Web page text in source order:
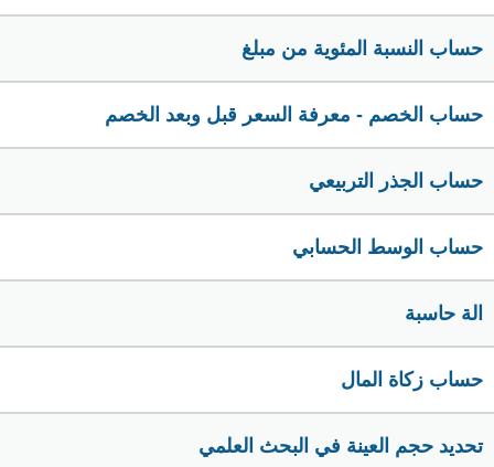
حساب النسبة المئوية من مبلغ
حساب الخصم - معرفة السعر قبل وبعد الخصم
حساب الجذر التربيعي
حساب الوسط الحسابي
الة حاسبة
حساب زكاة المال
تحديد حجم العينة في البحث العلمي